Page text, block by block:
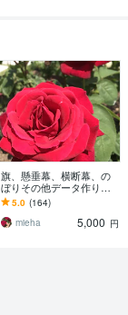
旗、懸垂幕、横断幕、の
ぼりその他データ作りま
す 会社、学校、各種団体
様、イラストレーターデ
ータ作成します！
5.0 (164)
mieha
5,000 円